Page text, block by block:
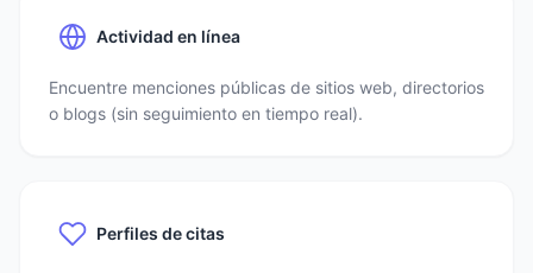
Actividad en línea
Encuentre menciones públicas de sitios web, directorios
o blogs (sin seguimiento en tiempo real).
Perfiles de citas